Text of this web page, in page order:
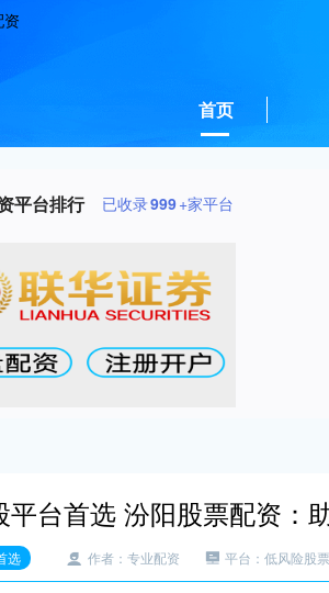
首页
平台排行 已收录999+家平台
平台首选 汾阳股票配资：
选 作者：专业配资 平台：低风险股